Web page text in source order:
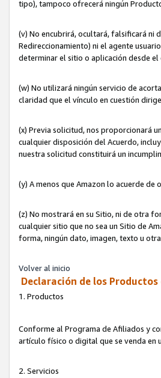
tipo), tampoco ofrecerá ningún
(v) No encubrirá, ocultará, falsificará ni
Redireccionamiento) ni el agente
determinar el sitio o aplicación desde el
(w) No utilizará ningún servicio de
claridad que el vínculo en cuestión
(x) Previa solicitud, nos proporcionará
cualquier disposición del Acuerdo,
nuestra solicitud constituirá un
(y) A menos que Amazon lo acuerde
(z) No mostrará en su Sitio, ni de otra
cualquier sitio que no sea un Sitio de
forma, ningún dato, imagen, texto u
Volver al inicio
Declaración de los
1. Productos
Conforme al Programa de Afiliados y
artículo físico o digital que se venda en
2. Servicios